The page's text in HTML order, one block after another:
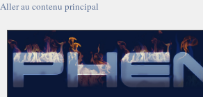
Aller au contenu principal